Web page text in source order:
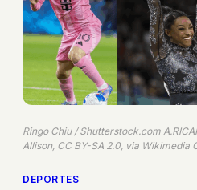
Ringo Chiu / Shutterstock.com
Allison, CC BY-SA 2.0, via Wikimedia
DEPORTES